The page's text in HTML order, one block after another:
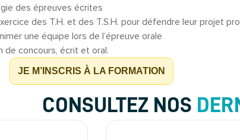
des épreuves écrites
des T.H. et des T.S.H. pour défendre leur projet
une équipe lors de l’épreuve orale
concours, écrit et oral.
JE M’INSCRIS À LA FORMATION
CONSULTEZ NOS